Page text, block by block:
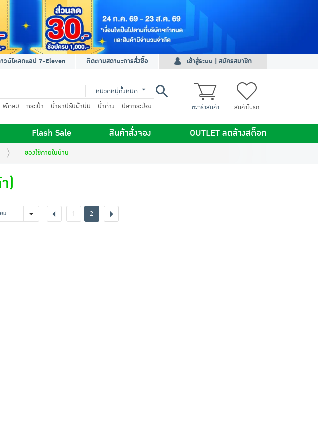
วน์โหลดแอป 7-Eleven ติดตามสถานะการสั่งซื้อ เข้าสู่ระบบ | สมัครสมาชิก
หมวดหมู่ทั้งหมด
พัดลม กระเป๋า น้ำยาปรับผ้านุ่ม น้ำด่าง ปลากระป๋อง ตะกร้าสินค้า สินค้าโปรด
Flash Sale สินค้าสั่งจอง OUTLET ลดล้างสต็อก
ของใช้ภายในบ้าน
)
ม 1 2